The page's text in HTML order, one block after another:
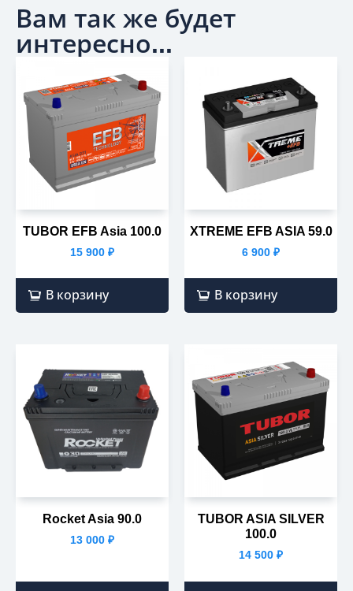
Вам так же будет
интересно...
TUBOR EFB Asia 100.0
15 900 ₽
В корзину
XTREME EFB ASIA 59.0
6 900 ₽
В корзину
Rocket Asia 90.0
13 000 ₽
TUBOR ASIA SILVER
100.0
14 500 ₽